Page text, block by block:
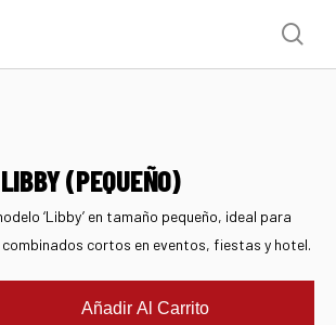
(PEQUEÑO)
‘Libby’ en tamaño pequeño, ideal para
cortos en eventos, fiestas y hotel.
Añadir Al Carrito